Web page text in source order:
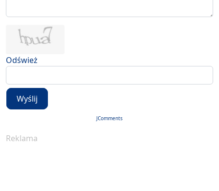
Odśwież
Wyślij
JComments
Reklama